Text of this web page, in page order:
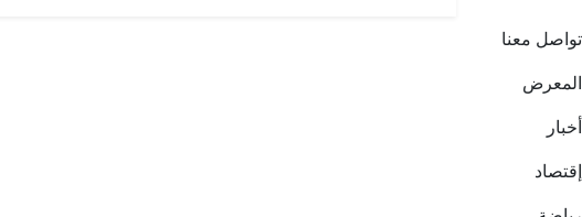
تواصل معنا
المعرض
أخبار
إقتصاد